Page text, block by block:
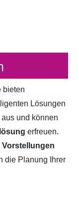
bieten
Lösungen
und können
erfreuen.
Vorstellungen
die Planung Ihrer